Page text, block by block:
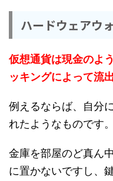
ハードウェアウ
仮想通貨は現金のよ
ッキングによって流
例えるならば、自分
れたようなものです。
金庫を部屋のど真ん
に置かないですし、